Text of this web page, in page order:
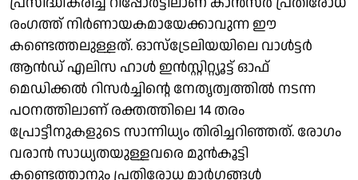
രംഗത്ത് നിർണായകമായേക്കാവുന്ന ഈ
കണ്ടെത്തലുള്ളത്. ഓസ്‌ട്രേലിയയിലെ വാൾട്ടർ
ആൻഡ് എലിസ ഹാൾ ഇൻസ്റ്റിറ്റ്യൂട്ട് ഓഫ്
മെഡിക്കൽ റിസർച്ചിന്റെ നേതൃത്വത്തിൽ നടന്ന
പഠനത്തിലാണ് രക്തത്തിലെ 14 തരം
പ്രോട്ടീനുകളുടെ സാന്നിധ്യം തിരിച്ചറിഞ്ഞത്. രോഗം
വരാൻ സാധ്യതയുള്ളവരെ മുൻകൂട്ടി
കണ്ടെത്താനും പ്രതിരോധ മാർഗങ്ങൾ